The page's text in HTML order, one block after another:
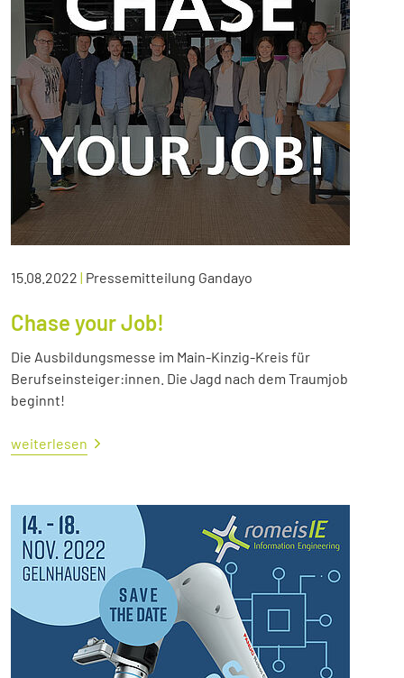
15.08.2022 | Pressemitteilung Gandayo
Chase your Job!
Die Ausbildungsmesse im Main-Kinzig-Kreis für
Berufseinsteiger:innen. Die Jagd nach dem Traumjob
beginnt!
weiterlesen